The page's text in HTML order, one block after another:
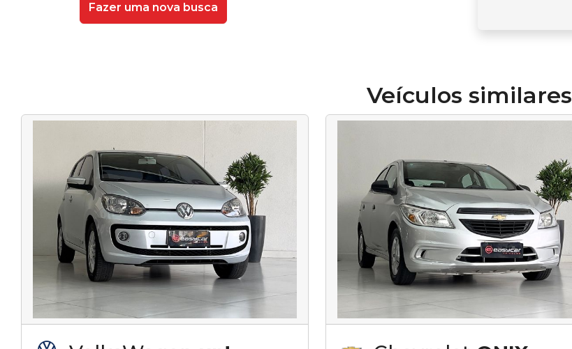
Fazer uma nova busca
Veículos similares